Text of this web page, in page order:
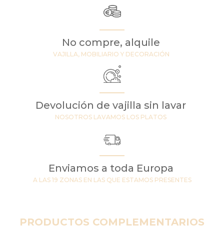
No compre, alquile
VAJILLA, MOBILIARIO Y DECORACIÓN
Devolución de vajilla sin lavar
NOSOTROS LAVAMOS LOS PLATOS
Enviamos a toda Europa
A LAS 19 ZONAS EN LAS QUE ESTAMOS PRESENTES
PRODUCTOS COMPLEMENTARIOS